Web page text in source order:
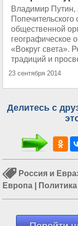
Владимир Путин,
Попечительского
общественной
географическое
«Вокруг света».
традиций и
23 сентября 2014
Делитесь с
Россия и
Европа
Россия и Украина